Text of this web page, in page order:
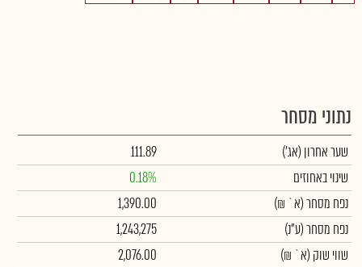
נתוני מסחר
שער אחרון (אג')
111.89
שינוי באחוזים
0.18%
נפח מסחר(א` ₪)
1,390.00
נפח מסחר(ע"נ)
1,243,275
שווי שוק (א` ₪)
2,076.00